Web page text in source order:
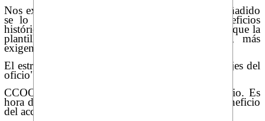
Nos exigen vender más y mejor, pero ese valor añadido
se lo queda la empresa, que presume de beneficios
históricos y márgenes que baten récords, mientras que la
plantilla sólo recibimos más responsabilidades, más
exigencias y más presión comercial.
El estrés, la ansiedad y el agotamiento no son "gajes del
oficio".
CCOO salimos a la calle este miércoles 3 de junio. Es
hora de acabar con un modelo que prioriza el beneficio
del accionista sobre la salud de la plantilla.